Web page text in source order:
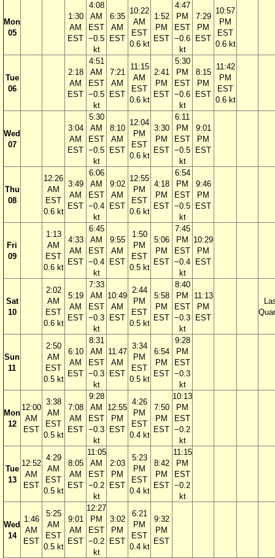
Mon
05
1:30
AM
EST
4:08
AM
EST
−0.5
kt
6:35
AM
EST
10:22
AM
EST
0.6 kt
1:52
PM
EST
4:47
PM
EST
−0.6
kt
7:29
PM
EST
10:57
PM
EST
0.6 kt
Tue
06
2:18
AM
EST
4:51
AM
EST
−0.5
kt
7:21
AM
EST
11:15
AM
EST
0.6 kt
2:41
PM
EST
5:30
PM
EST
−0.6
kt
8:15
PM
EST
11:42
PM
EST
0.6 kt
Wed
07
3:04
AM
EST
5:30
AM
EST
−0.5
kt
8:10
AM
EST
12:04
PM
EST
0.6 kt
3:30
PM
EST
6:11
PM
EST
−0.5
kt
9:01
PM
EST
Thu
08
12:26
AM
EST
0.6 kt
3:49
AM
EST
6:06
AM
EST
−0.4
kt
9:02
AM
EST
12:55
PM
EST
0.6 kt
4:18
PM
EST
6:54
PM
EST
−0.5
kt
9:46
PM
EST
Fri
09
1:13
AM
EST
0.6 kt
4:33
AM
EST
6:45
AM
EST
−0.4
kt
9:55
AM
EST
1:50
PM
EST
0.5 kt
5:06
PM
EST
7:45
PM
EST
−0.4
kt
10:29
PM
EST
Sat
10
2:02
AM
EST
0.6 kt
5:19
AM
EST
7:33
AM
EST
−0.3
kt
10:49
AM
EST
2:44
PM
EST
0.5 kt
5:58
PM
EST
8:40
PM
EST
−0.3
kt
11:13
PM
EST
Sun
11
2:50
AM
EST
0.5 kt
6:10
AM
EST
8:31
AM
EST
−0.3
kt
11:47
AM
EST
3:34
PM
EST
0.5 kt
6:54
PM
EST
9:28
PM
EST
−0.3
kt
Mon
12
12:00
AM
EST
3:38
AM
EST
0.5 kt
7:08
AM
EST
9:28
AM
EST
−0.3
kt
12:55
PM
EST
4:26
PM
EST
0.4 kt
7:50
PM
EST
10:13
PM
EST
−0.2
kt
Tue
13
12:52
AM
EST
4:29
AM
EST
0.5 kt
8:05
AM
EST
11:05
AM
EST
−0.2
kt
2:03
PM
EST
5:23
PM
EST
0.4 kt
8:42
PM
EST
11:15
PM
EST
−0.2
kt
Wed
14
1:46
AM
EST
5:25
AM
EST
0.5 kt
9:01
AM
EST
12:27
PM
EST
−0.2
kt
3:02
PM
EST
6:21
PM
EST
0.4 kt
9:32
PM
EST